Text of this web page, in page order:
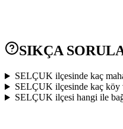
SIKÇA
SELÇUK ilçesinde kaç
SELÇUK ilçesinde kaç köy
SELÇUK ilçesi hangi ile